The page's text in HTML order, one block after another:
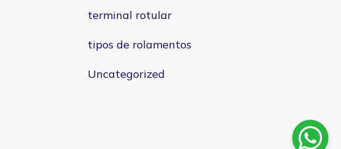
terminal rotular
tipos de rolamentos
Uncategorized